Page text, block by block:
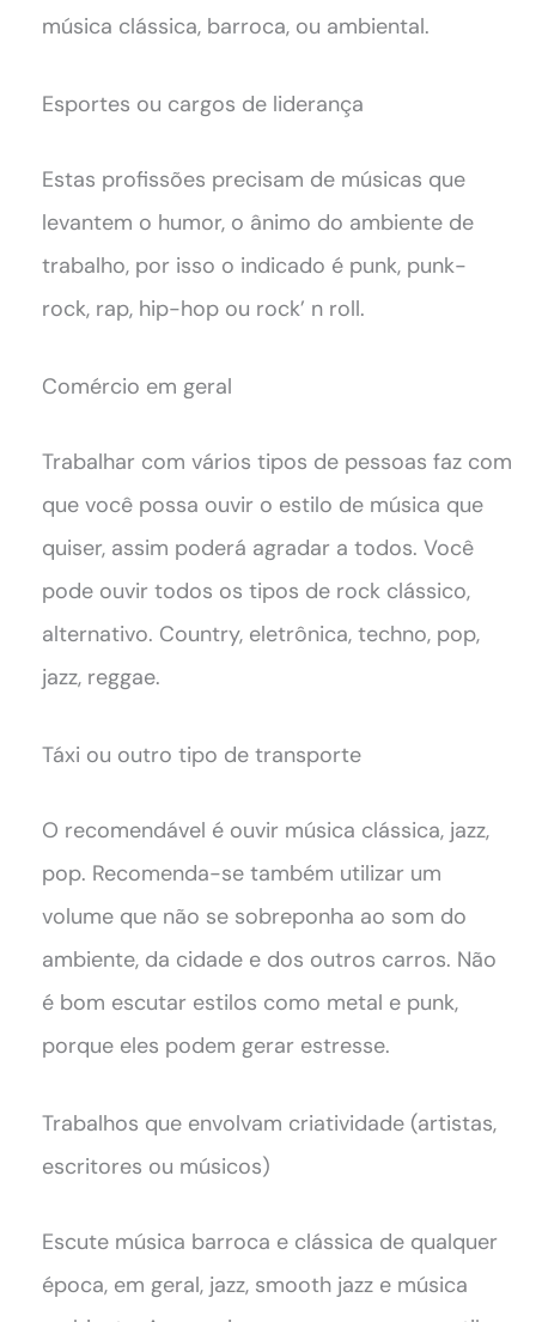
música clássica, barroca, ou ambiental.
Esportes ou cargos de liderança
Estas profissões precisam de músicas que
levantem o humor, o ânimo do ambiente de
trabalho, por isso o indicado é punk, punk-
rock, rap, hip-hop ou rock’ n roll.
Comércio em geral
Trabalhar com vários tipos de pessoas faz com
que você possa ouvir o estilo de música que
quiser, assim poderá agradar a todos. Você
pode ouvir todos os tipos de rock clássico,
alternativo. Country, eletrônica, techno, pop,
jazz, reggae.
Táxi ou outro tipo de transporte
O recomendável é ouvir música clássica, jazz,
pop. Recomenda-se também utilizar um
volume que não se sobreponha ao som do
ambiente, da cidade e dos outros carros. Não
é bom escutar estilos como metal e punk,
porque eles podem gerar estresse.
Trabalhos que envolvam criatividade (artistas,
escritores ou músicos)
Escute música barroca e clássica de qualquer
época, em geral, jazz, smooth jazz e música